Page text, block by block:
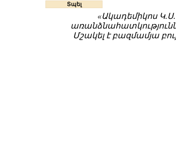
Տպել
«Ակադեմիկոս
Մշակել է բազմամյա